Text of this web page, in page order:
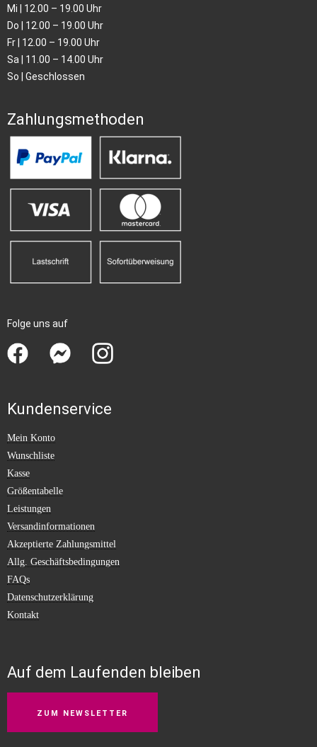
Mi | 12.00 – 19.00 Uhr
Do | 12.00 – 19.00 Uhr
Fr | 12.00 – 19.00 Uhr
Sa | 11.00 – 14.00 Uhr
So | Geschlossen
Zahlungsmethoden
Folge uns auf
Kundenservice
Mein Konto
Wunschliste
Kasse
Größentabelle
Leistungen
Versandinformationen
Akzeptierte Zahlungsmittel
Allg. Geschäftsbedingungen
FAQs
Datenschutzerklärung
Kontakt
Auf dem Laufenden bleiben